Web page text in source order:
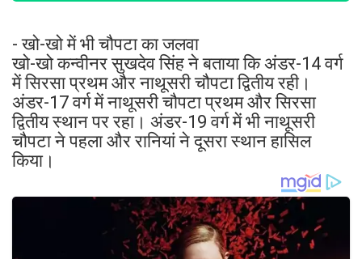
- खो-खो में भी चौपटा का जलवा
खो-खो कन्वीनर सुखदेव सिंह ने बताया कि अंडर-14 वर्ग
में सिरसा प्रथम और नाथूसरी चौपटा द्वितीय रही।
अंडर-17 वर्ग में नाथूसरी चौपटा प्रथम और सिरसा
द्वितीय स्थान पर रहा। अंडर-19 वर्ग में भी नाथूसरी
चौपटा ने पहला और रानियां ने दूसरा स्थान हासिल
किया।